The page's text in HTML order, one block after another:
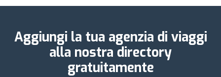
Aggiungi la tua agenzia di viaggi
alla nostra directory
gratuitamente